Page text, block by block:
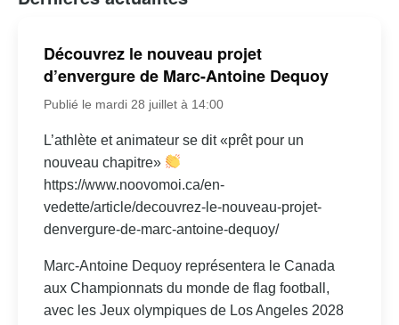
Découvrez le nouveau projet
d’envergure de Marc-Antoine Dequoy
Publié le mardi 28 juillet à 14:00
L’athlète et animateur se dit «prêt pour un
nouveau chapitre»
https://www.noovomoi.ca/en-
vedette/article/decouvrez-le-nouveau-projet-
denvergure-de-marc-antoine-dequoy/
Marc-Antoine Dequoy représentera le Canada
aux Championnats du monde de flag football,
avec les Jeux olympiques de Los Angeles 2028